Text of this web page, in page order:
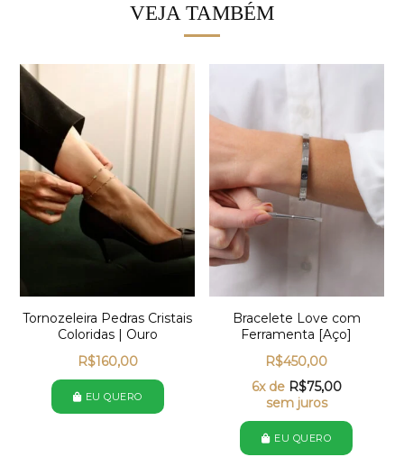
VEJA TAMBÉM
Tornozeleira Pedras Cristais
Coloridas | Ouro
R$160,00
EU QUERO
Bracelete Love com
Ferramenta [Aço]
R$450,00
6x de R$75,00
sem juros
EU QUERO